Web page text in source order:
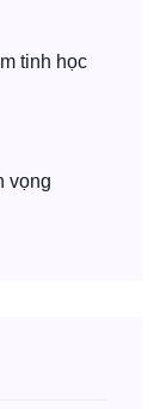
tinh học
vọng